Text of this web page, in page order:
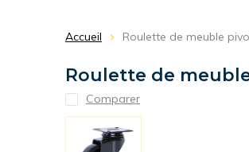
Accueil Roulette de meuble
Roulette de
Comparer